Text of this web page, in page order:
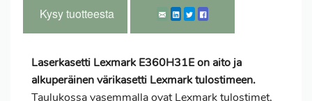
Kysy tuotteesta
Laserkasetti Lexmark E360H31E on aito ja
alkuperäinen värikasetti Lexmark tulostimeen.
Taulukossa vasemmalla ovat Lexmark tulostimet,